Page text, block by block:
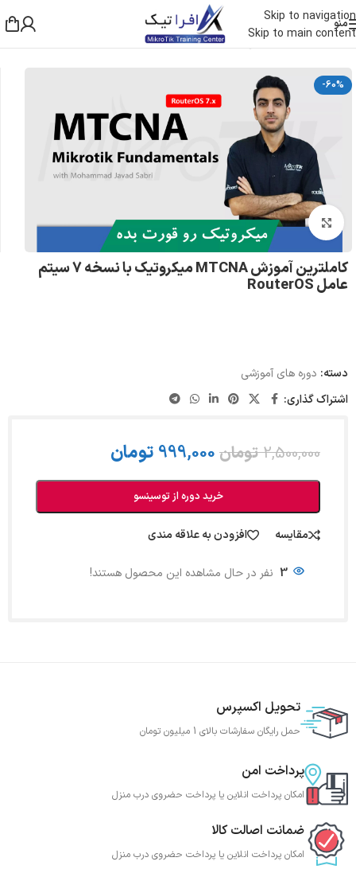
Skip to navigation
Skip to main content
منو
دوره های آموزشی
-60%
بزرگنمایی تصویر
کاملترین آموزش MTCNA میکروتیک با نسخه 7 سیتم
عامل RouterOS
دسته: دوره های آموزشی
اشتراک گذاری:
2,500,000 تومان 999,000 تومان
خرید دوره از توسینسو
مقایسه افزودن به علاقه مندی
3 نفر در حال مشاهده این محصول هستند!
تحویل اکسپرس
حمل رایگان سفارشات بالای 1 میلیون تومان
پرداخت امن
امکان پرداخت انلاین یا پرداخت حضروی درب منزل
ضمانت اصالت کالا
امکان پرداخت انلاین یا پرداخت حضروی درب منزل